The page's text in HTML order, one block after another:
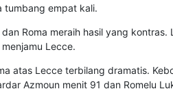
tumbang empat kali.
Roma meraih hasil yang
Lecce.
atas Lecce terbilang dramatis.
Azmoun menit 91 dan Romelu